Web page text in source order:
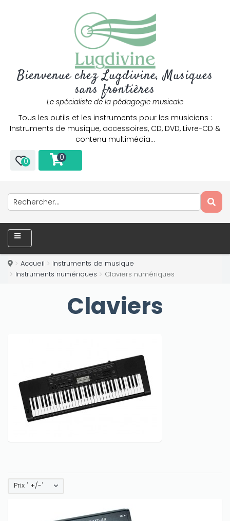
Bienvenue chez Lugdivine, Musiques
sans frontières
Le spécialiste de la pédagogie musicale
Tous les outils et les instruments pour les musiciens :
Instruments de musique, accessoires, CD, DVD, Livre-CD &
contenu multimédia…
0 0
Accueil
Instruments de musique
Instruments numériques
Claviers numériques
Claviers
Prix ' +/-'